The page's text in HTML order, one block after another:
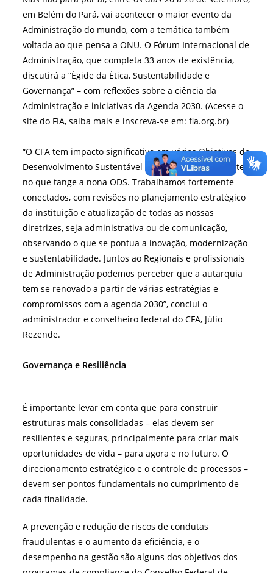
em Belém do Pará, vai acontecer o maior evento da
Administração do mundo, com a temática também
voltada ao que pensa a ONU. O Fórum Internacional de
Administração, que completa 33 anos de existência,
discutirá a “Égide da Ética, Sustentabilidade e
Governança” – com reflexões sobre a ciência da
Administração e iniciativas da Agenda 2030. (Acesse o
site do FIA, saiba mais e inscreva-se em: fia.org.br)
“O CFA tem impacto significativo em vários Objetivos de
Desenvolvimento Sustentável da ONU, principalmente
no que tange a nona ODS. Trabalhamos fortemente
conectados, com revisões no planejamento estratégico
da instituição e atualização de todas as nossas
diretrizes, seja administrativa ou de comunicação,
observando o que se pontua a inovação, modernização
e sustentabilidade. Juntos ao Regionais e profissionais
de Administração podemos perceber que a autarquia
tem se renovado a partir de várias estratégias e
compromissos com a agenda 2030”, conclui o
administrador e conselheiro federal do CFA, Júlio
Rezende.
Governança e Resiliência
É importante levar em conta que para construir
estruturas mais consolidadas – elas devem ser
resilientes e seguras, principalmente para criar mais
oportunidades de vida – para agora e no futuro. O
direcionamento estratégico e o controle de processos –
devem ser pontos fundamentais no cumprimento de
cada finalidade.
A prevenção e redução de riscos de condutas
fraudulentas e o aumento da eficiência, e o
desempenho na gestão são alguns dos objetivos dos